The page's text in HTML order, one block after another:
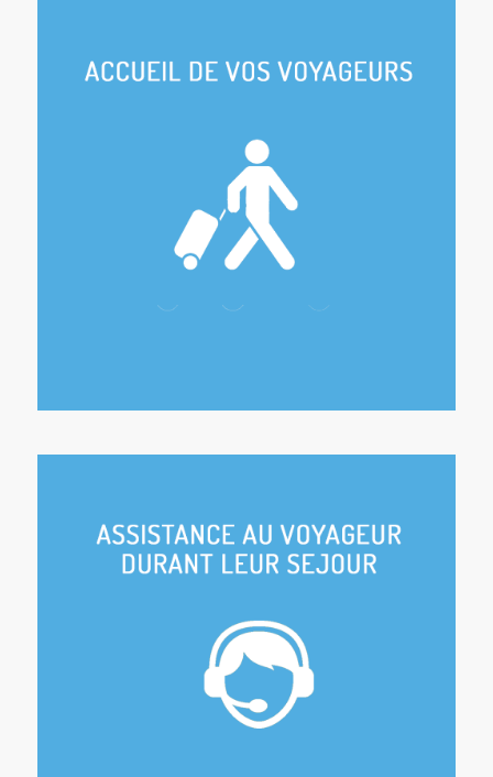
Check-In
Accueil personnalisé, tour du propriétaire,
remise des clés, conseils…
Check-Out
Récupération des clés, état des lieux, suivi des
commentaires…
Les meilleures adresses (restaurants,
excursions, etc…)
Gestion des imprévus
Petites pannes, perte de clés, etc…